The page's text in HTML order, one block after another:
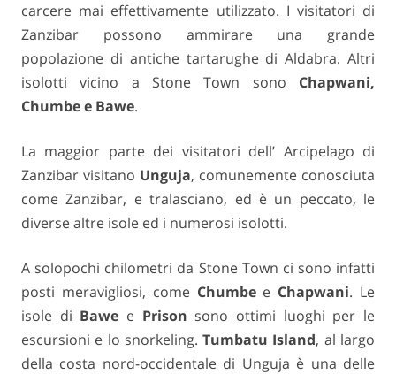
carcere mai effettivamente utilizzato. I visitatori di
Zanzibar possono ammirare una grande
popolazione di antiche tartarughe di Aldabra. Altri
isolotti vicino a Stone Town sono Chapwani,
Chumbe e Bawe.
La maggior parte dei visitatori dell’ Arcipelago di
Zanzibar visitano Unguja, comunemente conosciuta
come Zanzibar, e tralasciano, ed è un peccato, le
diverse altre isole ed i numerosi isolotti.
A solopochi chilometri da Stone Town ci sono infatti
posti meravigliosi, come Chumbee Chapwani. Le
isole di Bawe e Prison sono ottimi luoghi per le
escursioni e lo snorkeling.Tumbatu Island, al largo
della costa nord-occidentale di Unguja è una delle